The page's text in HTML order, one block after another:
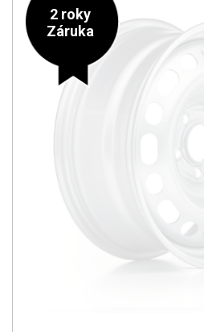
2 roky
Záruka